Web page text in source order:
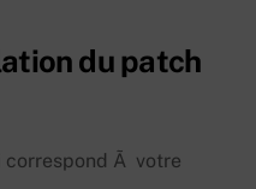
du patch
Ã votre